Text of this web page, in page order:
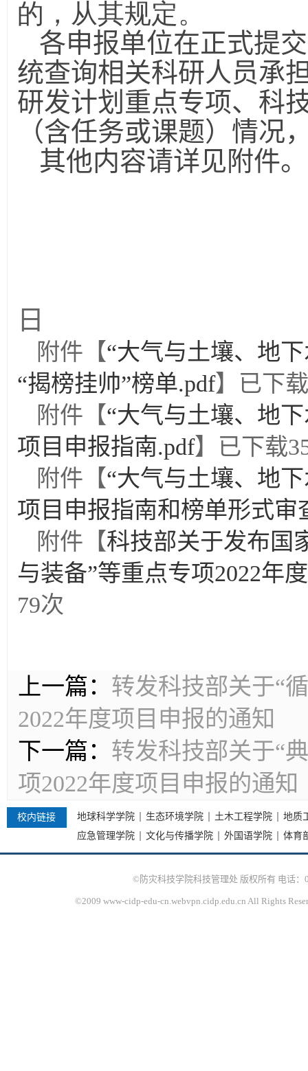
的，从其规定。
各申报单位在正式提
统查询相关科研人员承
研发计划重点专项、科
（含任务或课题）情况
其他内容请详见附件。
日
附件【“大气与土壤、地
“揭榜挂帅”榜单.pdf】已下载
附件【“大气与土壤、地
项目申报指南.pdf】已下载
附件【“大气与土壤、地
项目申报指南和榜单形式审
附件【科技部关于发布国
与装备”等重点专项2022年
79次
上一篇： 转发科技部关于“
2022年度项目申报的通知
下一篇： 转发科技部关于“
项2022年度项目申报的通知
校内链接 地球科学学院 生态环境学院 土木工程学院
地质
应急管理学院
文化与传播学院 外国语学院 体育
©防灾科技学院科技管理处 版权所有 电话：
©2009 www-cidp-edu-cn.webvpn.cidp.edu.cn All Rights